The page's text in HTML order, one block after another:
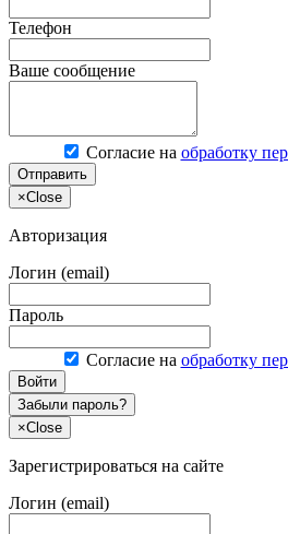
Телефон
Ваше сообщение
Согласие на обработку
Отправить
×Close
Авторизация
Логин (email)
Пароль
Согласие на обработку
Войти
Забыли пароль?
×Close
Зарегистрироваться на сайте
Логин (email)